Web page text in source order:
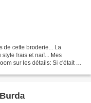
de cette broderie... La
frais et naïf... Mes
sur les détails: Si c'était à